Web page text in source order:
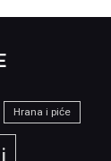
Hrana i piće